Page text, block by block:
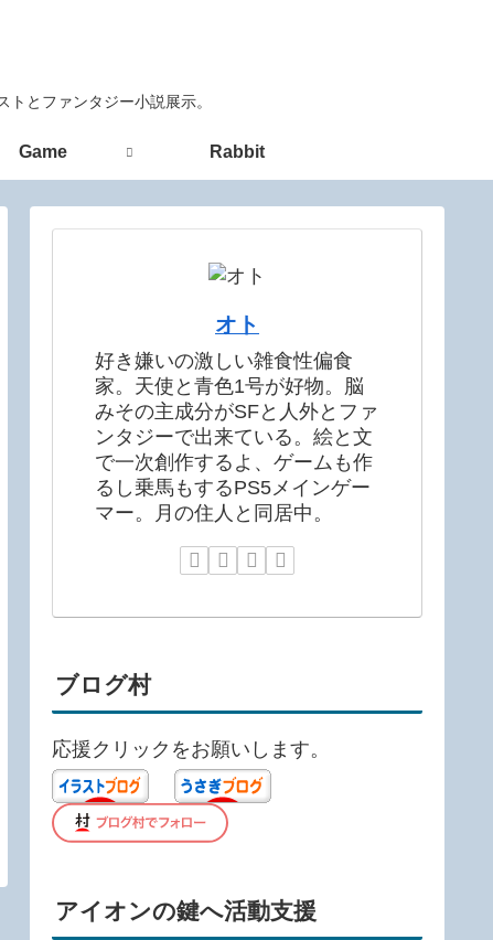
とファンタジー小説展示。
Game Rabbit
オト
好き嫌いの激しい雑食性偏食
家。天使と青色1号が好物。脳
みその主成分がSFと人外とファ
ンタジーで出来ている。絵と文
で一次創作するよ、ゲームも作
るし乗馬もするPS5メインゲー
マー。月の住人と同居中。
ブログ村
応援クリックをお願いします。
アイオンの鍵へ活動支援